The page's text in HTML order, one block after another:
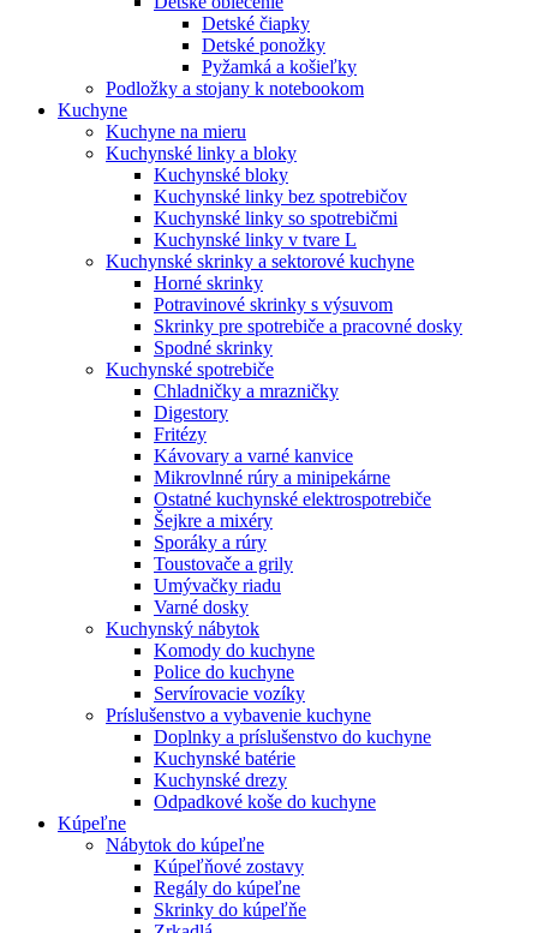
Detské čiapky
Detské ponožky
Pyžamká a košieľky
Podložky a stojany k notebookom
Kuchyne
Kuchyne na mieru
Kuchynské linky a bloky
Kuchynské bloky
Kuchynské linky bez spotrebičov
Kuchynské linky so spotrebičmi
Kuchynské linky v tvare L
Kuchynské skrinky a sektorové kuchyne
Horné skrinky
Potravinové skrinky s výsuvom
Skrinky pre spotrebiče a pracovné dosky
Spodné skrinky
Kuchynské spotrebiče
Chladničky a mrazničky
Digestory
Fritézy
Kávovary a varné kanvice
Mikrovlnné rúry a minipekárne
Ostatné kuchynské elektrospotrebiče
Šejkre a mixéry
Sporáky a rúry
Toustovače a grily
Umývačky riadu
Varné dosky
Kuchynský nábytok
Komody do kuchyne
Police do kuchyne
Servírovacie vozíky
Príslušenstvo a vybavenie kuchyne
Doplnky a príslušenstvo do kuchyne
Kuchynské batérie
Kuchynské drezy
Odpadkové koše do kuchyne
Kúpeľne
Nábytok do kúpeľne
Kúpeľňové zostavy
Regály do kúpeľne
Skrinky do kúpeľňe